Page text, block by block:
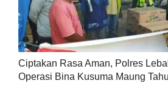
Ciptakan Rasa Aman, Polres
Operasi Bina Kusuma Maung